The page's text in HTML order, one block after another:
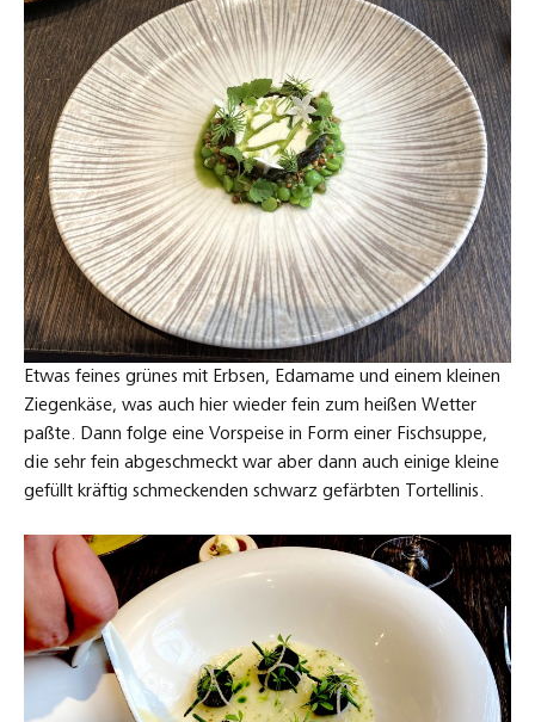
Etwas feines grünes mit Erbsen, Edamame und einem kleinen
Ziegenkäse, was auch hier wieder fein zum heißen Wetter
paßte. Dann folge eine Vorspeise in Form einer Fischsuppe,
die sehr fein abgeschmeckt war aber dann auch einige kleine
gefüllt kräftig schmeckenden schwarz gefärbten Tortellinis.